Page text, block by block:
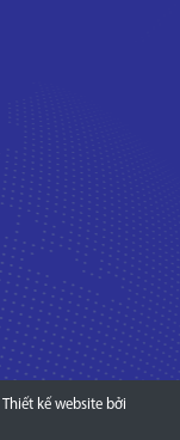
Thiết kế website bởi